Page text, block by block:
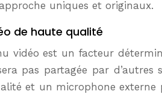
uniques et originaux.
de haute qualité
vidéo est un facteur
pas partagée par
et un microphone